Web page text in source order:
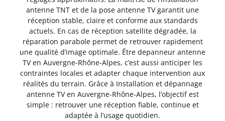
antenne TNT et de la pose antenne TV garantit une
réception stable, claire et conforme aux standards
actuels. En cas de réception satellite dégradée, la
réparation parabole permet de retrouver rapidement
une qualité d’image optimale. Être depanneur antenne
TV en Auvergne-Rhône-Alpes, c’est aussi anticiper les
contraintes locales et adapter chaque intervention aux
réalités du terrain. Grâce à Installation et dépannage
antenne TV en Auvergne-Rhône-Alpes, l’objectif est
simple : retrouver une réception fiable, continue et
adaptée à l’usage quotidien.